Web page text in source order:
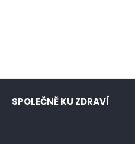
SPOLEČNĚ KU ZDRAVÍ